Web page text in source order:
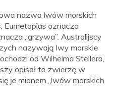
nazwa lwów morskich
Eumetopias oznacza
„grzywa”. Australijscy
nazywają lwy morskie
od Wilhelma Stellera,
opisał to zwierzę w
je mianem „lwów morskich